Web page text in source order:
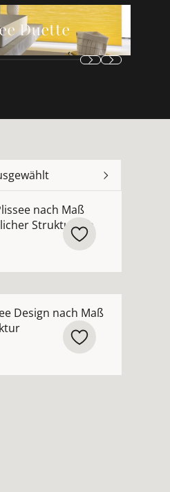
ansehen
Duette
nach Maß
Struktur Jab
Design nach Maß